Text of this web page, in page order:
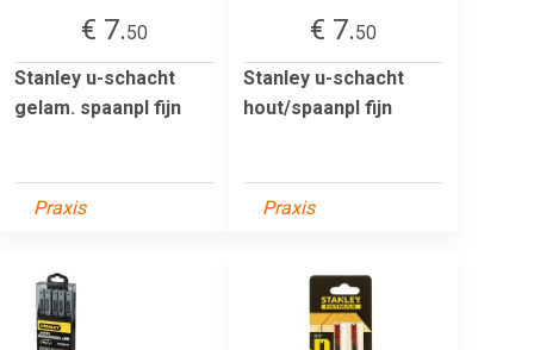
€ 7.50
Stanley u-schacht
gelam. spaanpl fijn
Praxis
€ 7.50
Stanley u-schacht
hout/spaanpl fijn
Praxis